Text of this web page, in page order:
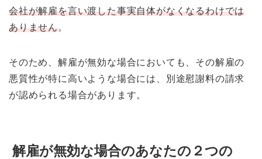
会社が解雇を言い渡した事実自体がなくなるわけでは
ありません。
そのため、解雇が無効な場合においても、その解雇の
悪質性が特に高いような場合には、別途慰謝料の請求
が認められる場合があります。
解雇が無効な場合のあなたの２つの